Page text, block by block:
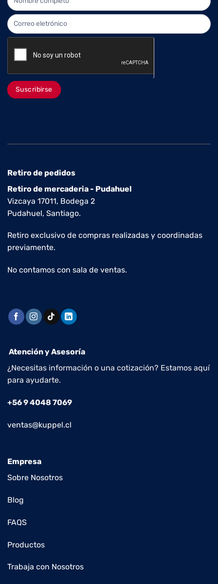
Suscribirse
Retiro de pedidos
Retiro de mercaderia - Pudahuel
Vizcaya 17011, Bodega 2
Pudahuel, Santiago.
Retiro exclusivo de compras realizadas y coordinadas
previamente.
No contamos con sala de ventas.
Atención y Asesoría
¿Necesitas información o una cotización? Estamos aquí
para ayudarte.
+56 9 4048 7069
ventas@kuppel.cl
Empresa
Sobre Nosotros
Blog
FAQS
Productos
Trabaja con Nosotros